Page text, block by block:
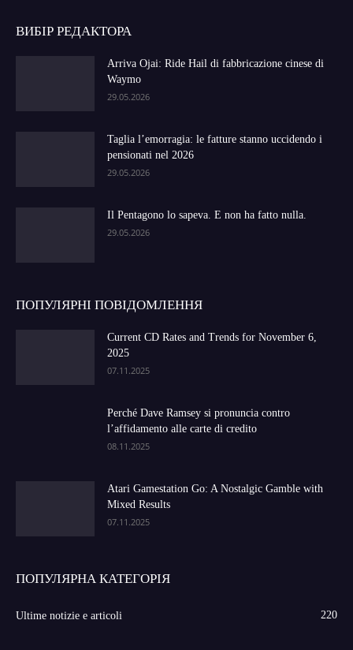
ВИБІР РЕДАКТОРА
Arriva Ojai: Ride Hail di fabbricazione cinese di
Waymo
29.05.2026
Taglia l’emorragia: le fatture stanno uccidendo i
pensionati nel 2026
29.05.2026
Il Pentagono lo sapeva. E non ha fatto nulla.
29.05.2026
ПОПУЛЯРНІ ПОВІДОМЛЕННЯ
Current CD Rates and Trends for November 6,
2025
07.11.2025
Perché Dave Ramsey si pronuncia contro
l’affidamento alle carte di credito
08.11.2025
Atari Gamestation Go: A Nostalgic Gamble with
Mixed Results
07.11.2025
ПОПУЛЯРНА КАТЕГОРІЯ
Ultime notizie e articoli 220